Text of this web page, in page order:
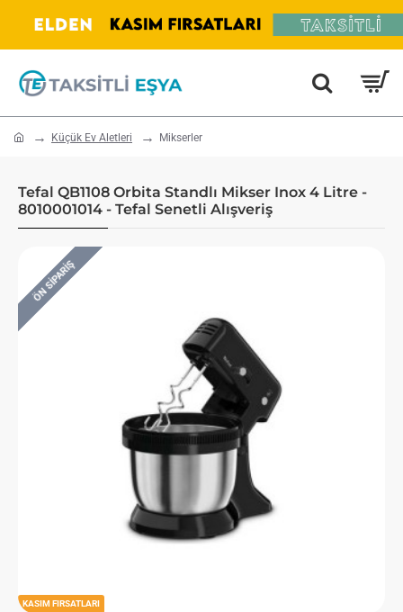
home Küçük Ev Aletleri Mikserler
Tefal QB1108 Orbita Standlı Mikser Inox 4 Litre -
8010001014 - Tefal Senetli Alışveriş
KASIM FIRSATLARI
ÖN SIPARIŞ